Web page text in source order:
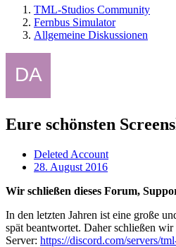
TML-Studios Community
Fernbus Simulator
Allgemeine Diskussionen
Eure schönsten
Deleted Account
28. August 2016
Wir schließen dieses Forum,
In den letzten Jahren ist eine große
spät beantwortet. Daher schließen
Server: https://discord.com/servers/